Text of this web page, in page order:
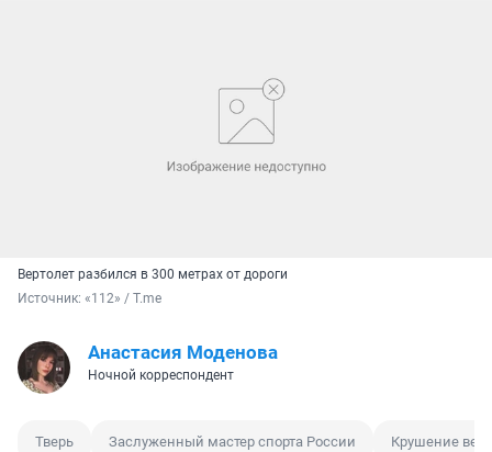
Вертолет разбился в 300 метрах от дороги
Источник: «112» / T.me
Анастасия Моденова
Ночной корреспондент
Тверь Заслуженный мастер спорта России Крушение